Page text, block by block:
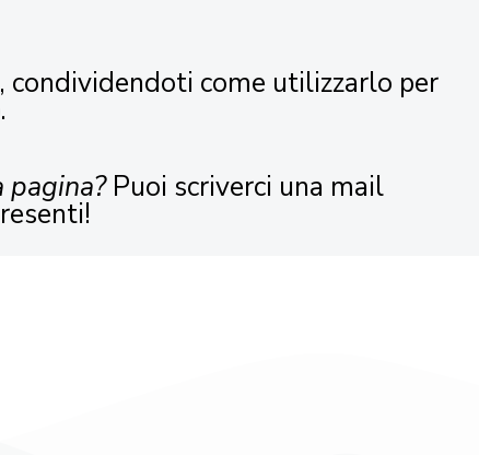
come utilizzarlo per
pagina?Puoi scriverci una mail